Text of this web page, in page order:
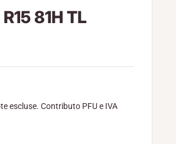
81H TL
escluse. Contributo PFU e IVA